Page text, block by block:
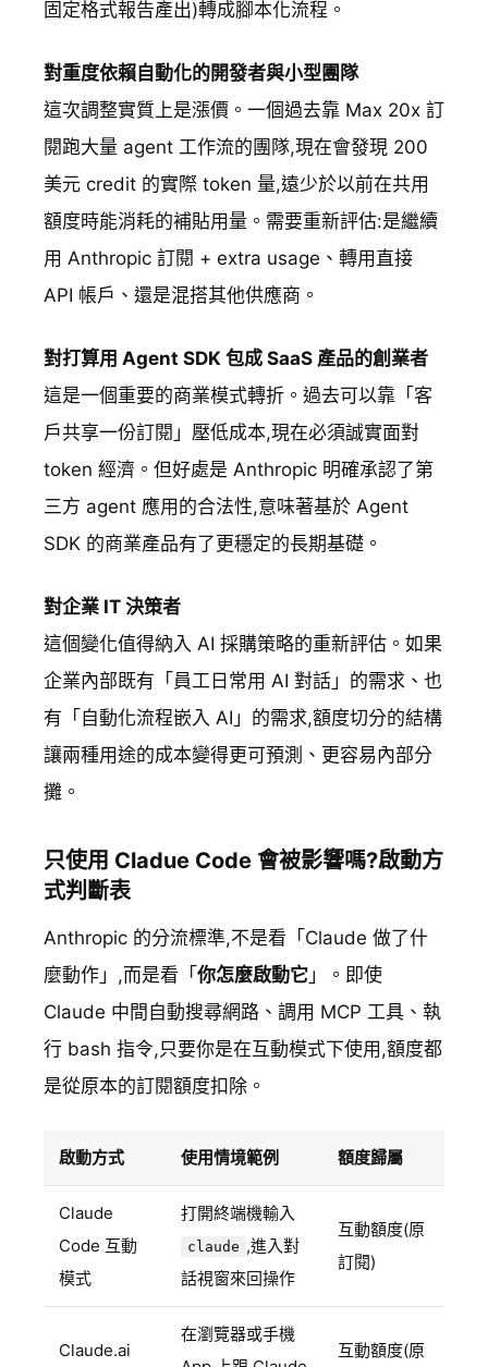
固定格式報告產出)轉成腳本化流程。
對重度依賴自動化的開發者與小型團隊
這次調整實質上是漲價。一個過去靠 Max 20x 訂
閱跑大量 agent 工作流的團隊,現在會發現 200
美元 credit 的實際 token 量,遠少於以前在共用
額度時能消耗的補貼用量。需要重新評估:是繼續
用 Anthropic 訂閱 + extra usage、轉用直接
API 帳戶、還是混搭其他供應商。
對打算用 Agent SDK 包成 SaaS 產品的創業者
這是一個重要的商業模式轉折。過去可以靠「客
戶共享一份訂閱」壓低成本,現在必須誠實面對
token 經濟。但好處是 Anthropic 明確承認了第
三方 agent 應用的合法性,意味著基於 Agent
SDK 的商業產品有了更穩定的長期基礎。
對企業 IT 決策者
這個變化值得納入 AI 採購策略的重新評估。如果
企業內部既有「員工日常用 AI 對話」的需求、也
有「自動化流程嵌入 AI」的需求,額度切分的結構
讓兩種用途的成本變得更可預測、更容易內部分
攤。
只使用 Cladue Code 會被影響嗎?啟動方
式判斷表
Anthropic 的分流標準,不是看「Claude 做了什
麼動作」,而是看「 你怎麼啟動它 」。即使
Claude 中間自動搜尋網路、調用 MCP 工具、執
行 bash 指令,只要你是在互動模式下使用,額度都
是從原本的訂閱額度扣除。
啟動方式 使用情境範例 額度歸屬
Claude
Code 互動
模式
打開終端機輸入
claude ,進入對
話視窗來回操作
互動額度(原
訂閱)
Claude.ai
在瀏覽器或手機
互動額度(原